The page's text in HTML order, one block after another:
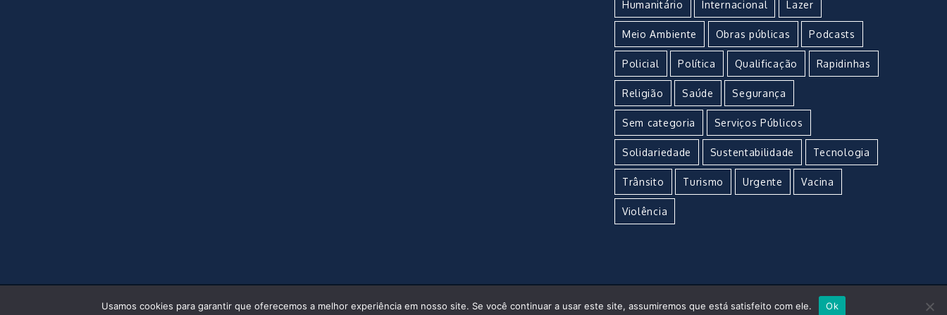
Humanitário Internacional Lazer
Meio Ambiente Obras públicas Podcasts
Policial Política Qualificação Rapidinhas
Religião Saúde Segurança
Sem categoria Serviços Públicos
Solidariedade Sustentabilidade Tecnologia
Trânsito Turismo Urgente Vacina
Violência
Usamos cookies para garantir que oferecemos a melhor experiência em nosso site. Se você continuar a usar este site, assumiremos que está satisfeito com ele. Ok